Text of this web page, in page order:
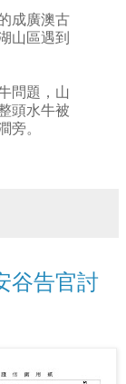
成廣澳古
山區遇到
問題，山
頭水牛被
旁。
谷告官討